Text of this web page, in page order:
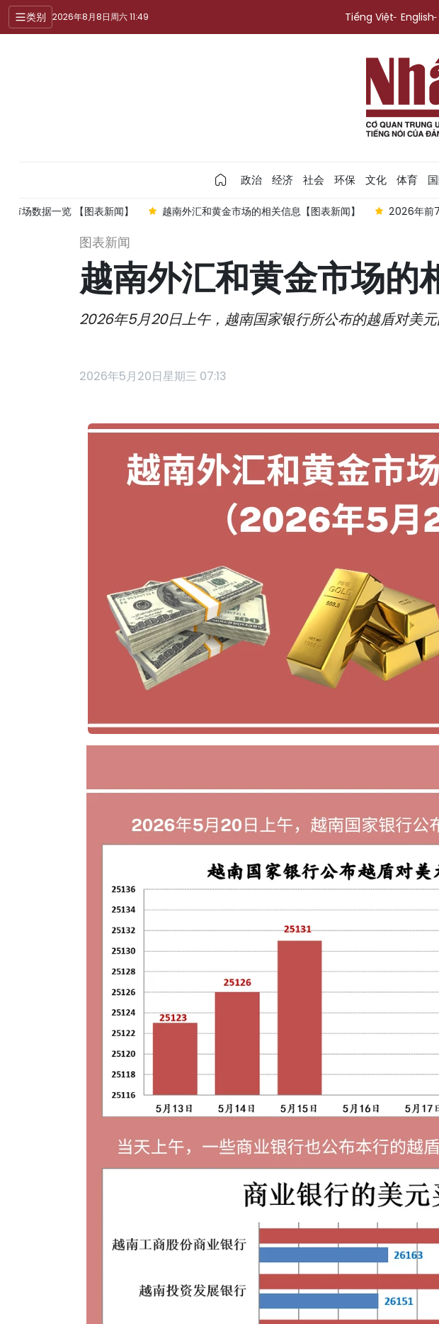
类别 2026年8月8日周六 11:49 Tiếng Việt English
政治 经济 社会 环保 文化 体育
越南外汇和黄金市场的相关信息【图表新闻】 2026年前7个月外国对越南注册投资总
图表新闻
越南外汇和黄金市场的
2026年5月20日上午，越南国家银行所公布的越盾对美元
2026年5月20日星期三 07:13